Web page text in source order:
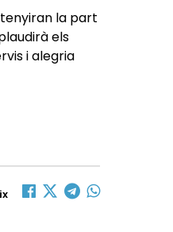
tenyiran la part
els
i alegria